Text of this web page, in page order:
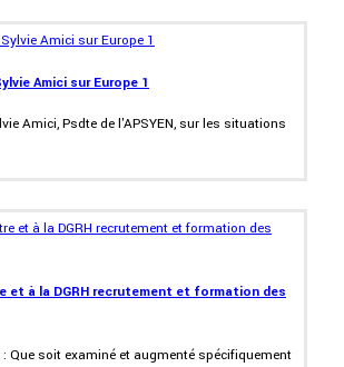
Amici sur Europe 1
Amici, Psdte de l'APSYEN, sur les situations
et à la DGRH recrutement et formation des
Que soit examiné et augmenté spécifiquement